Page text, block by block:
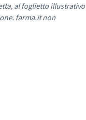
al foglietto illustrativo
farma.it non